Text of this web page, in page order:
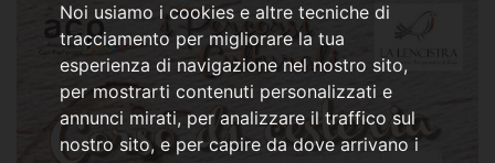
Noi usiamo i cookies e altre tecniche di
tracciamento per migliorare la tua
esperienza di navigazione nel nostro sito,
per mostrarti contenuti personalizzati e
annunci mirati, per analizzare il traffico sul
nostro sito, e per capire da dove arrivano i